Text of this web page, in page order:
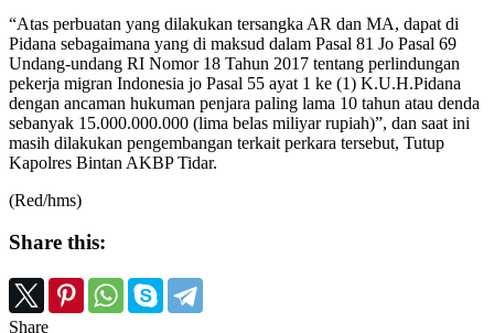
“Atas perbuatan yang dilakukan tersangka AR dan MA, dapat di
Pidana sebagaimana yang di maksud dalam Pasal 81 Jo Pasal 69
Undang-undang RI Nomor 18 Tahun 2017 tentang perlindungan
pekerja migran Indonesia jo Pasal 55 ayat 1 ke (1) K.U.H.Pidana
dengan ancaman hukuman penjara paling lama 10 tahun atau denda
sebanyak 15.000.000.000 (lima belas miliyar rupiah)”, dan saat ini
masih dilakukan pengembangan terkait perkara tersebut, Tutup
Kapolres Bintan AKBP Tidar.
(Red/hms)
Share this:
Share